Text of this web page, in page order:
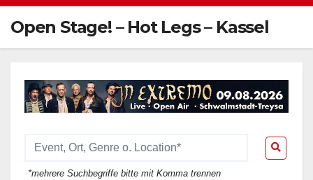
Open Stage! – Hot Legs – Kassel
*mehrere Suchbegriffe bitte mit Komma trennen